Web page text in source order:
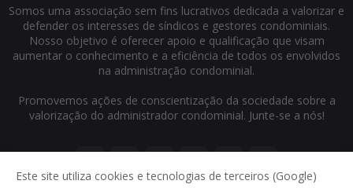
Somos uma associação sem fins lucrativos dedicada a valorizar e
defender os interesses de síndicos e gestores condominiais.
Nosso objetivo é oferecer apoio e qualificação que visam
aumentar o conhecimento e a eficiência de todos os envolvidos
na administração condominial.
Promovemos ações de conscientização da sociedade sobre a
valorização do administrador condominial. Junte-se a nós!
Este site utiliza cookies e tecnologias de terceiros (Google)